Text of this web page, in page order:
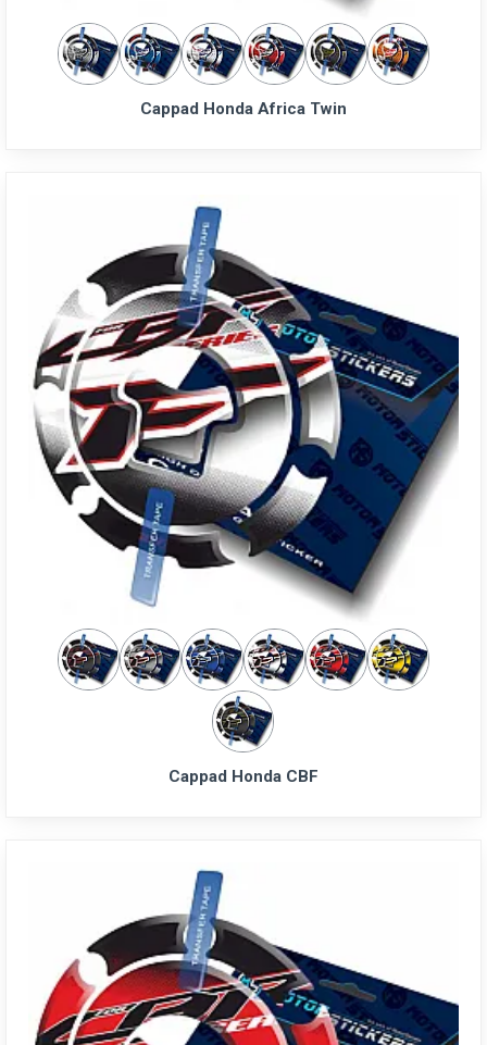
Cappad Honda Africa Twin
Cappad Honda CBF